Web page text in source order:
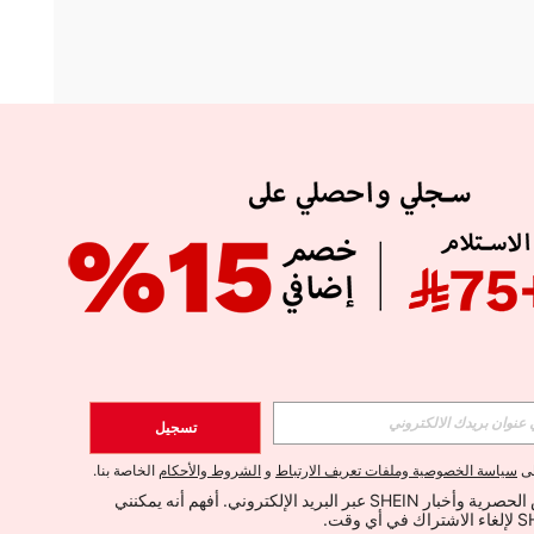
APP
الإشتراك
اشتراك
تسجيل
سياسة الخصوصية وملفات تعريف الارتباط و الشروط والأحكام الخاصة بنا.
أود تلقي العروض الحصرية وأخبار SHEIN عبر البريد الإلكتروني. أفهم أنه يمكنني